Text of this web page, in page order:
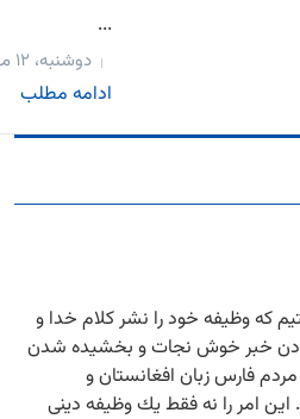
...
دوشنبه، ۱۲ مهر، ۱۴۰۰
ادامه مطلب
كه وظیفه خود را نشر كلام خدا و
خبر خوش نجات و بخشیده شدن
مردم فارس زبان افغانستان و
این امر را نه فقط یك وظیفه دینی